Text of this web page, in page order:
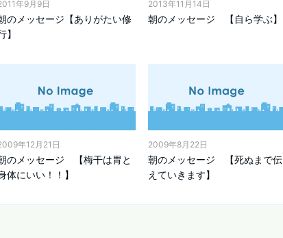
年9月9日
のメッセージ【ありがたい修
】
2013年11月14日
朝のメッセージ 【自ら学ぶ】
年12月21日
のメッセージ 【梅干は胃と
体にいい！！】
2009年8月22日
朝のメッセージ 【死ぬまで伝
えていきます】